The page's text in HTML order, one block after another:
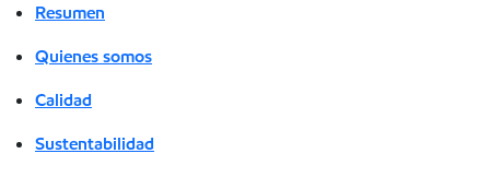
Resumen
Quienes somos
Calidad
Sustentabilidad